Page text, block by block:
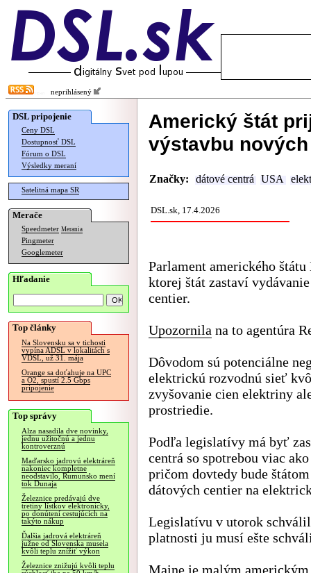
neprihlásený
DSL pripojenie
Ceny DSL
Dostupnosť DSL
Fórum o DSL
Výsledky meraní
Satelitná mapa SR
Merače
Speedmeter Merania
Pingmeter
Googlemeter
Hľadanie
Top články
Na Slovensku sa v tichosti
vypína ADSL v lokalitách s
VDSL, už 31. mája
Orange sa doťahuje na UPC
a O2, spustí 2.5 Gbps
pripojenie
Top správy
Alza nasadila dve novinky,
jednu užitočnú a jednu
kontroverznú
Maďarsko jadrovú elektráreň
nakoniec kompletne
neodstavilo, Rumunsko mení
tok Dunaja
Železnice predávajú dve
tretiny lístkov elektronicky,
po donútení cestujúcich na
takýto nákup
Ďalšia jadrová elektráreň
južne od Slovenska musela
kvôli teplu znížiť výkon
Železnice znižujú kvôli teplu
Americký štát
výstavbu
Značky: dátové centrá USA
DSL.sk, 17.4.2026
Parlament amerického
ktorej štát zastaví
centier.
Upozornila na to agentúra
Dôvodom sú potenciálne
elektrickú rozvodnú sieť
zvyšovanie cien elektriny
prostriedie.
Podľa legislatívy má byť
centrá so spotrebou viac
pričom dovtedy bude
dátových centier na
Legislatívu v utorok
platnosti ju musí ešte
Maine je malým